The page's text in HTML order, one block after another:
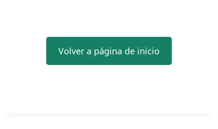
Volver a página de inicio